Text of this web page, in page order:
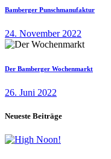
Bamberger Punschmanufaktur
24. November 2022
Der Bamberger Wochenmarkt
26. Juni 2022
Neueste Beiträge